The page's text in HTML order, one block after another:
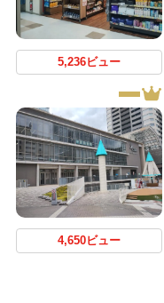
5,236ビュー
4,650ビュー